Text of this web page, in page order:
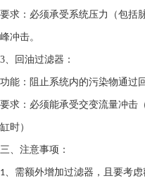
要求：必须承受系统压力（包括
峰冲击。
3、 回油过滤器 ：
功能：阻止系统内的污染物通过
要求：必须能承受交变流量冲击
缸时）
三、 注意事项：
1、 需额外增加过滤器，且要考